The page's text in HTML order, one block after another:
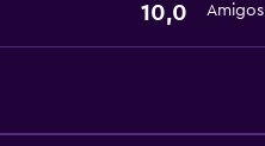
10,0 Amigos